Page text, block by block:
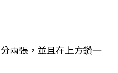
兩張，並且在上方鑽一